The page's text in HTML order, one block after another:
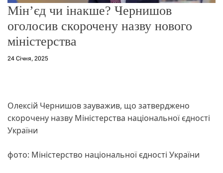
Мін’єд чи інакше? Чернишов
оголосив скорочену назву нового
міністерства
24 Січня, 2025
Олексій Чернишов зауважив, що затверджено
скорочену назву Міністерства національної єдності
України
фото: Міністерство національної єдності України